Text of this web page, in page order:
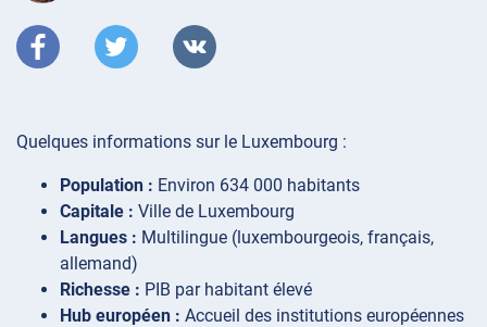
Quelques informations sur le Luxembourg :
Population : Environ 634 000 habitants
Capitale : Ville de Luxembourg
Langues : Multilingue (luxembourgeois, français,
allemand)
Richesse : PIB par habitant élevé
Hub européen : Accueil des institutions européennes